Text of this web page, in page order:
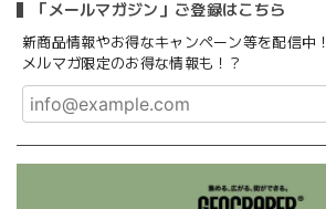
「メールマガジン」ご登録はこちら
新商品情報やお得なキャンペーン等を配信中！
メルマガ限定のお得な情報も！？